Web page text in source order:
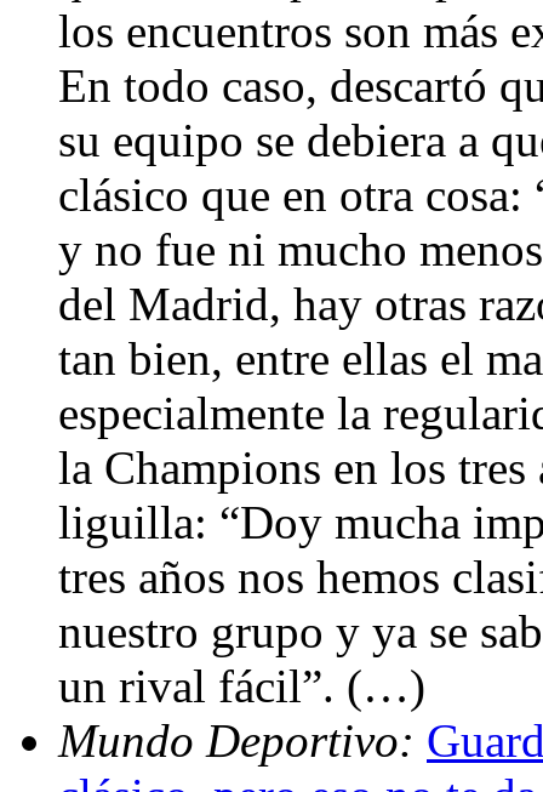
los encuentros son más
En todo caso, descartó
su equipo se debiera a
clásico que en otra
y no fue ni mucho
del Madrid, hay otras
tan bien, entre ellas el
especialmente la
la Champions en los
liguilla: “Doy mucha
tres años nos hemos
nuestro grupo y ya se
un rival fácil”. (…)
Mundo Deportivo: